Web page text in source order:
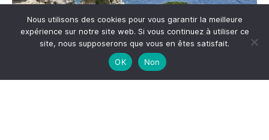
Nous utilisons des cookies pour vous garantir la meilleure
expérience sur notre site web. Si vous continuez à utiliser ce
site, nous supposerons que vous en êtes satisfait.
OK
Non